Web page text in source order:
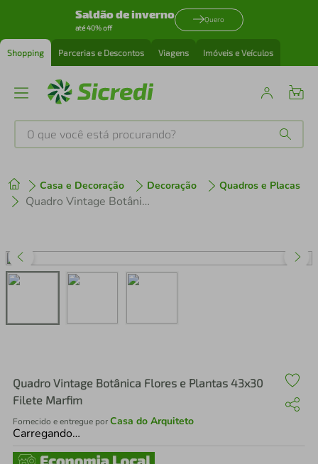
Saldão de inverno
até 40% off
Quero
Shopping Parcerias e Descontos Viagens Imóveis e Veículos
O que você está procurando?
Casa e Decoração Decoração Quadros e Placas
Quadro Vintage Botânica Flores e Plantas 43x30 Filete Marfim
Quadro Vintage Botânica Flores e Plantas 43x30
Filete Marfim
Fornecido e entregue porCasa do Arquiteto
Carregando…
1º tenis
perfume